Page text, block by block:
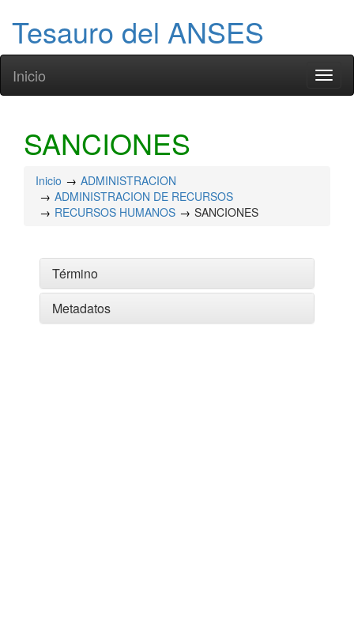
Tesauro del ANSES
Inicio
SANCIONES
Inicio
ADMINISTRACION
ADMINISTRACION DE RECURSOS
RECURSOS HUMANOS
SANCIONES
Término
Metadatos